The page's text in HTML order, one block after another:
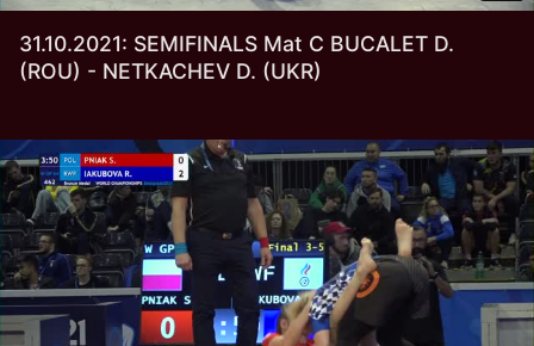
31.10.2021: SEMIFINALS Mat C BUCALET D.
(ROU) - NETKACHEV D. (UKR)